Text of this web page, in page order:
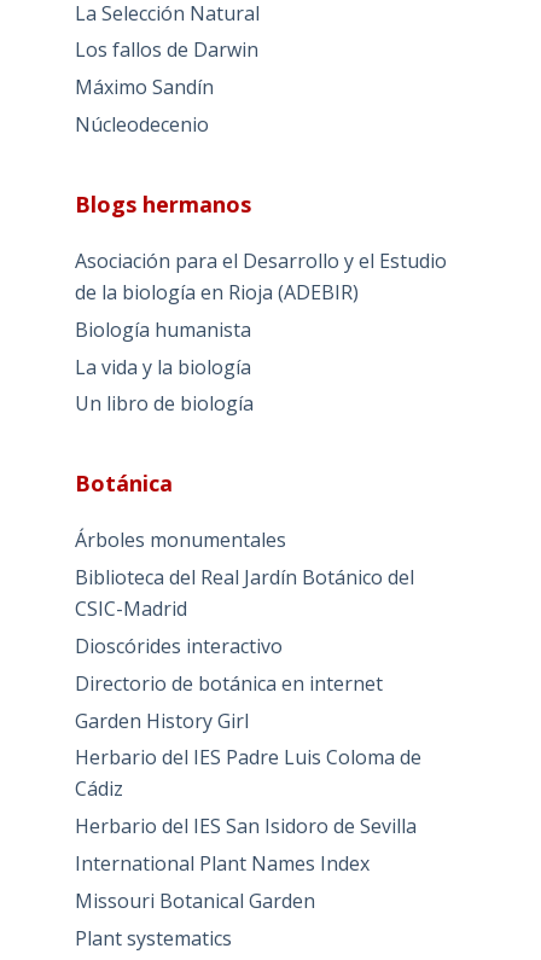
La Selección Natural
Los fallos de Darwin
Máximo Sandín
Núcleodecenio
Blogs hermanos
Asociación para el Desarrollo y el Estudio
de la biología en Rioja (ADEBIR)
Biología humanista
La vida y la biología
Un libro de biología
Botánica
Árboles monumentales
Biblioteca del Real Jardín Botánico del
CSIC-Madrid
Dioscórides interactivo
Directorio de botánica en internet
Garden History Girl
Herbario del IES Padre Luis Coloma de
Cádiz
Herbario del IES San Isidoro de Sevilla
International Plant Names Index
Missouri Botanical Garden
Plant systematics